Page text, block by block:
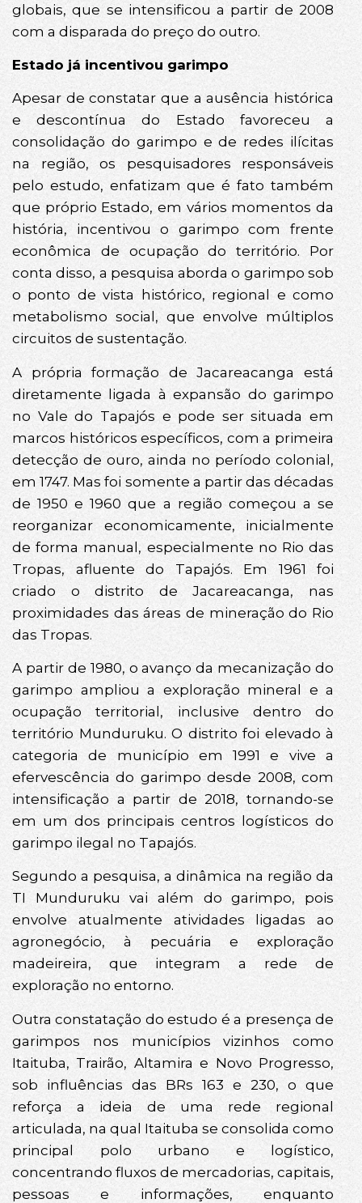
globais, que se intensificou a partir de 2008
com a disparada do preço do outro.
Estado já incentivou garimpo
Apesar de constatar que a ausência histórica
e descontínua do Estado favoreceu a
consolidação do garimpo e de redes ilícitas
na região, os pesquisadores responsáveis
pelo estudo, enfatizam que é fato também
que próprio Estado, em vários momentos da
história, incentivou o garimpo com frente
econômica de ocupação do território. Por
conta disso, a pesquisa aborda o garimpo sob
o ponto de vista histórico, regional e como
metabolismo social, que envolve múltiplos
circuitos de sustentação.
A própria formação de Jacareacanga está
diretamente ligada à expansão do garimpo
no Vale do Tapajós e pode ser situada em
marcos históricos específicos, com a primeira
detecção de ouro, ainda no período colonial,
em 1747. Mas foi somente a partir das décadas
de 1950 e 1960 que a região começou a se
reorganizar economicamente, inicialmente
de forma manual, especialmente no Rio das
Tropas, afluente do Tapajós. Em 1961 foi
criado o distrito de Jacareacanga, nas
proximidades das áreas de mineração do Rio
das Tropas.
A partir de 1980, o avanço da mecanização do
garimpo ampliou a exploração mineral e a
ocupação territorial, inclusive dentro do
território Munduruku. O distrito foi elevado à
categoria de município em 1991 e vive a
efervescência do garimpo desde 2008, com
intensificação a partir de 2018, tornando-se
em um dos principais centros logísticos do
garimpo ilegal no Tapajós.
Segundo a pesquisa, a dinâmica na região da
TI Munduruku vai além do garimpo, pois
envolve atualmente atividades ligadas ao
agronegócio, à pecuária e exploração
madeireira, que integram a rede de
exploração no entorno.
Outra constatação do estudo é a presença de
garimpos nos municípios vizinhos como
Itaituba, Trairão, Altamira e Novo Progresso,
sob influências das BRs 163 e 230, o que
reforça a ideia de uma rede regional
articulada, na qual Itaituba se consolida como
principal polo urbano e logístico,
concentrando fluxos de mercadorias, capitais,
pessoas e informações, enquanto